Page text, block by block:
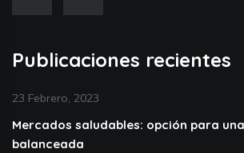
Publicaciones recientes
23 Febrero, 2023
Mercados saludables: opción para
balanceada